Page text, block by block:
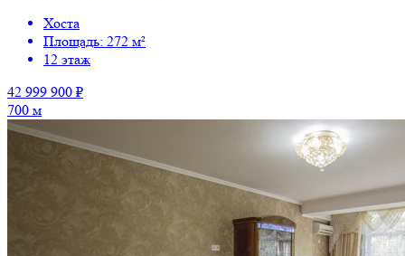
Хоста
Площадь: 272 м²
12 этаж
42 999 900 ₽
700 м